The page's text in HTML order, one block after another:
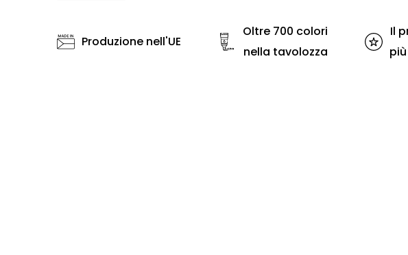
Produzione nell'UE
Oltre 700 colori
nella tavolozza
Il